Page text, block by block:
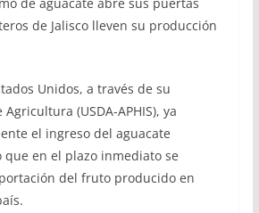
de Jalisco lleven su producción
Unidos, a través de su
(USDA-APHIS), ya
el ingreso del aguacate
que en el plazo inmediato se
del fruto producido en